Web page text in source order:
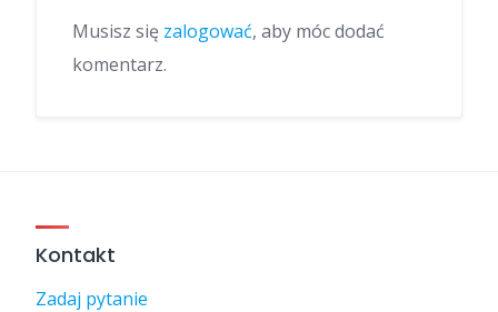
Musisz się zalogować, aby móc dodać
komentarz.
Kontakt
Zadaj pytanie